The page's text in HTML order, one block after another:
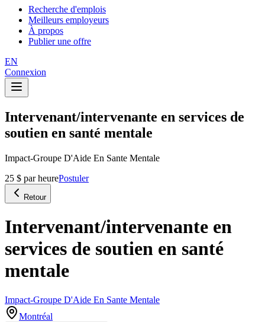
Recherche d'emplois
Meilleurs employeurs
À propos
Publier une offre
EN
Connexion
Intervenant/intervenante en services de
soutien en santé mentale
Impact-Groupe D'Aide En Sante Mentale
25 $ par heurePostuler
Retour
Intervenant/intervenante en
services de soutien en santé
mentale
Impact-Groupe D'Aide En Sante Mentale
Montréal